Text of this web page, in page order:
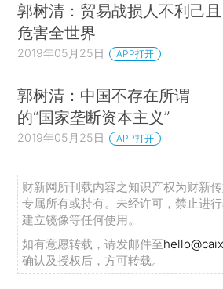
郭树清：贸易战损人不利己且
危害全世界
2019年05月25日 APP打开
郭树清：中国不存在所谓
的“国家垄断资本主义”
2019年05月25日 APP打开
财新网所刊载内容之知识产权为财新
专属所有或持有。未经许可，禁止进
建立镜像等任何使用。
如有意愿转载，请发邮件至
确认及授权后，方可转载。